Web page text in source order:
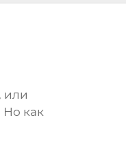
или
Но как